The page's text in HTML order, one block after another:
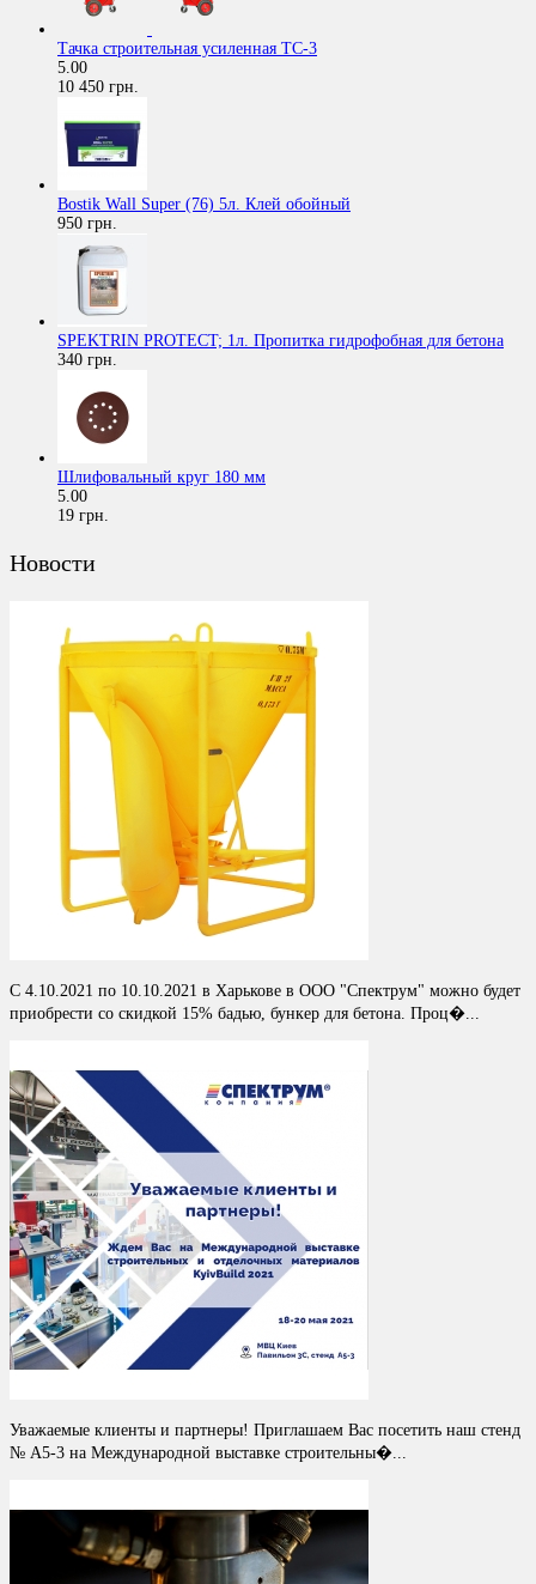
Тачка строительная усиленная ТС-3
5.00
10 450 грн.
Bostik Wall Super (76) 5л. Клей обойный
950 грн.
SPEKTRIN PROTECT; 1л. Пропитка гидрофобная для бетона
340 грн.
Шлифовальный круг 180 мм
5.00
19 грн.
Новости
С 4.10.2021 по 10.10.2021 в Харькове в ООО "Спектрум" можно будет
приобрести со скидкой 15% бадью, бункер для бетона. Проц�...
Уважаемые клиенты и партнеры! Приглашаем Вас посетить наш стенд
№ A5-3 на Международной выставке строительны�...